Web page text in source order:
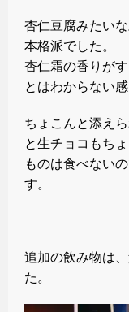
杏仁豆腐みたい
本格派でした。
杏仁霜の香りが
とはわからない
ちょこんと添え
と生チョコもち
ものは食べない
す。
追加の飲み物は
た。